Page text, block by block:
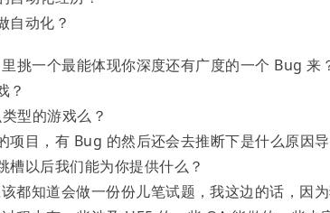
自动化？
挑一个最能体现你深度还有广度的一个 Bug 来
？
型的游戏么？
项目，有 Bug 的然后还会去推断下是什么原因
槽以后我们能为你提供什么？
都知道会做一份份儿笔试题，我这边的话，因